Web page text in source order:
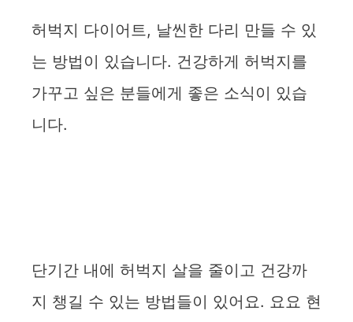
허벅지 다이어트, 날씬한 다리 만들 수 있
는 방법이 있습니다. 건강하게 허벅지를
가꾸고 싶은 분들에게 좋은 소식이 있습
니다.
단기간 내에 허벅지 살을 줄이고 건강까
지 챙길 수 있는 방법들이 있어요. 요요 현